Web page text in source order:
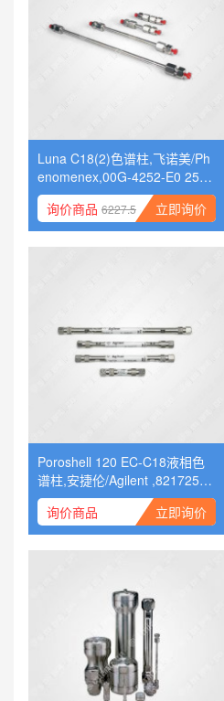
Luna C18(2)色谱柱,飞诺美/Ph
enomenex,00G-4252-E0 250x
4.6x5
询价商品 6227.5 立即询价
Poroshell 120 EC-C18液相色
谱柱,安捷伦/Agilent ,821725-9
11 2.1 x 5x2.7，3/包
询价商品 立即询价